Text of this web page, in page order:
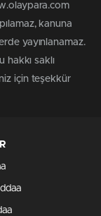
kanuna
yayınlanamaz.
hakkı saklı
için teşekkür